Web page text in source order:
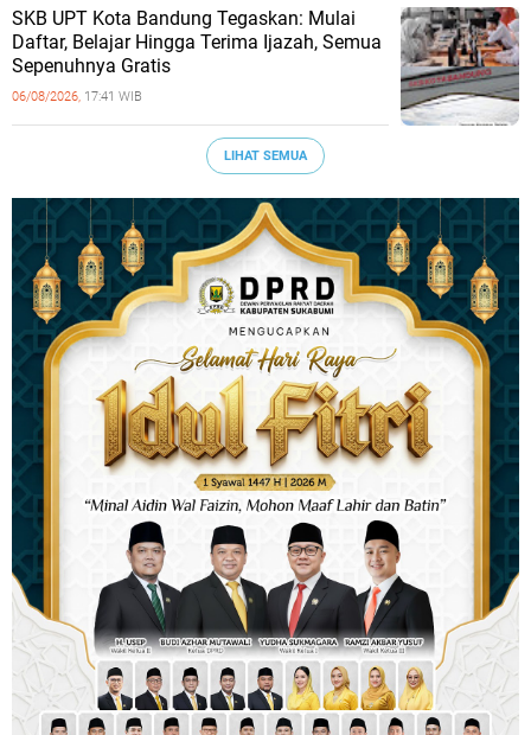
SKB UPT Kota Bandung Tegaskan: Mulai
Daftar, Belajar Hingga Terima Ijazah, Semua
Sepenuhnya Gratis
06/08/2026, 17:41 WIB
LIHAT SEMUA